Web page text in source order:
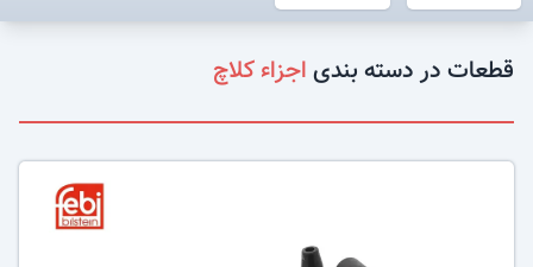
قطعات در دسته بندیاجزاء کلاچ